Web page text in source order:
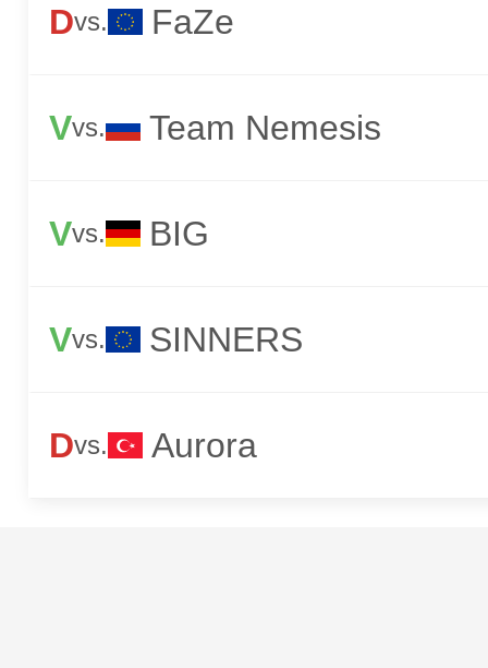
Dvs. FaZe
Vvs. Team Nemesis
Vvs. BIG
Vvs. SINNERS
Dvs. Aurora